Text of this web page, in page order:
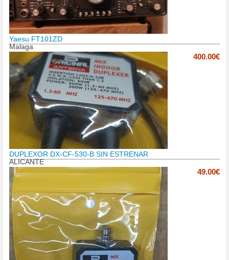
Yaesu FT101ZD
Malaga
400.00€
DUPLEXOR DX-CF-530-B SIN ESTRENAR
ALICANTE
49.00€